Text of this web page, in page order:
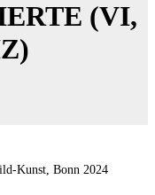
(VI,
Kunst, Bonn 2024